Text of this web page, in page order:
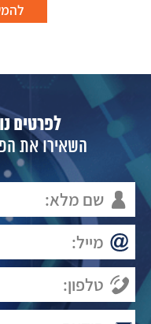
לפרטים
השאירו את